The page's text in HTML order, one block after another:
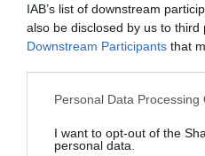
IAB’s list of downstream
also be disclosed by us to third
Downstream Participants that
Personal Data Processing
I want to opt-out of the
personal data.
La decisione del